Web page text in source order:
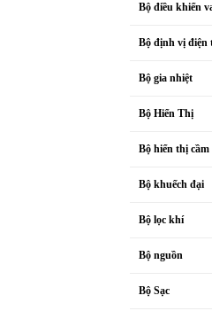
Bộ điều khiển
Bộ định vị điện
Bộ gia nhiệt
Bộ Hiển Thị
Bộ hiển thị cầm
Bộ khuếch đại
Bộ lọc khí
Bộ nguồn
Bộ Sạc